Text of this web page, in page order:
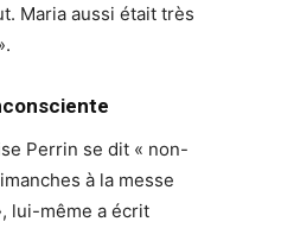
Maria aussi était très
Perrin se dit « non-
à la messe
lui-même a écrit